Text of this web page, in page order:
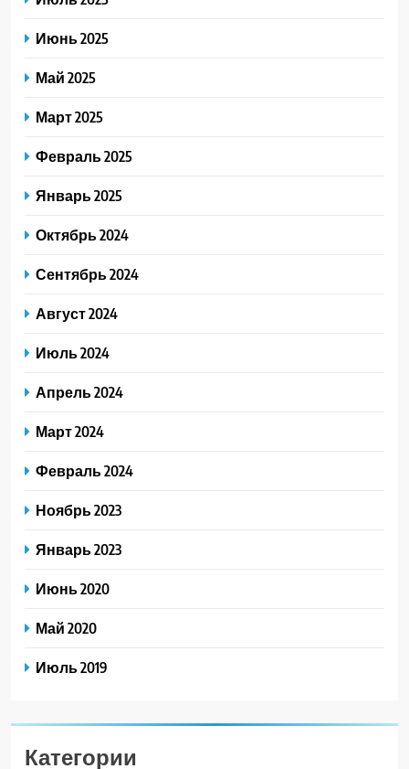
Июнь 2025
Май 2025
Март 2025
Февраль 2025
Январь 2025
Октябрь 2024
Сентябрь 2024
Август 2024
Июль 2024
Апрель 2024
Март 2024
Февраль 2024
Ноябрь 2023
Январь 2023
Июнь 2020
Май 2020
Июль 2019
Категории